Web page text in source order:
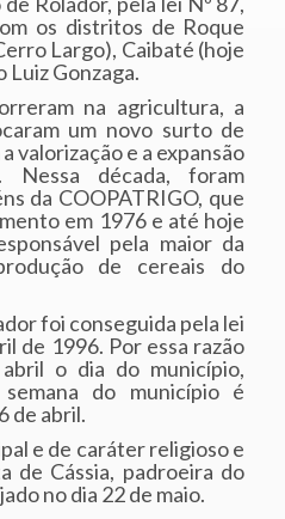
os distritos de Roque
Largo), Caibaté (hoje
Luiz Gonzaga.
na agricultura, a
um novo surto de
valorização e a expansão
década, foram
da COOPATRIGO, que
em 1976 e até hoje
pela maior da
de cereais do
foi conseguida pela lei
de 1996. Por essa razão
o dia do município,
do município é
de abril.
e de caráter religioso e
de Cássia, padroeira do
no dia 22 de maio.